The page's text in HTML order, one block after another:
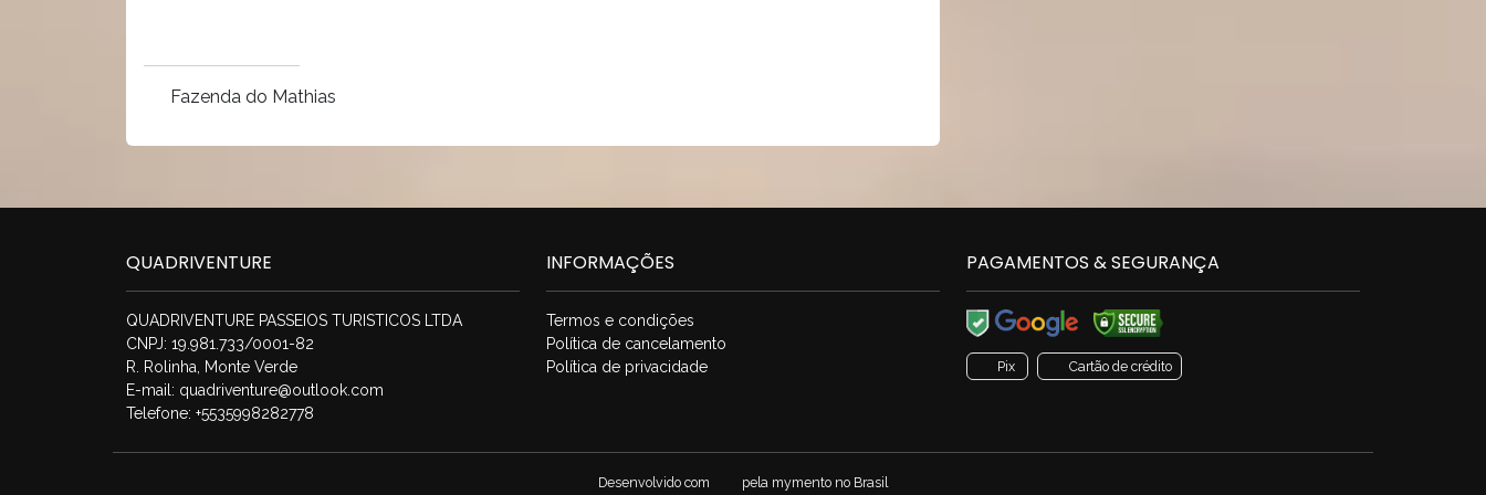
Fazenda do Mathias
QUADRIVENTURE
QUADRIVENTURE PASSEIOS TURISTICOS LTDA
CNPJ: 19.981.733/0001-82
R. Rolinha, Monte Verde
E-mail: quadriventure@outlook.com
Telefone: +5535998282778
INFORMAÇÕES
Termos e condições
Política de cancelamento
Política de privacidade
PAGAMENTOS & SEGURANÇA
Pix Cartão de crédito
Desenvolvido com pela mymento no Brasil